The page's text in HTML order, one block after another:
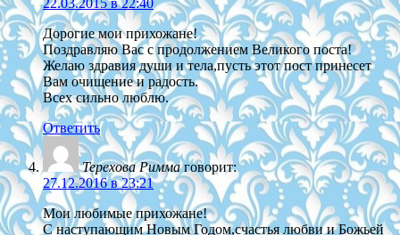
Дорогие мои прихожане!
Поздравляю Вас с продолжением Великого поста!
Желаю здравия души и тела,пусть этот пост принесет
Вам очищение и радость.
Всех сильно люблю.
Ответить
Терехова Римма говорит:
27.12.2016 в 23:21
Мои любимые прихожане!
С наступающим Новым Годом,счастья любви и Божьей